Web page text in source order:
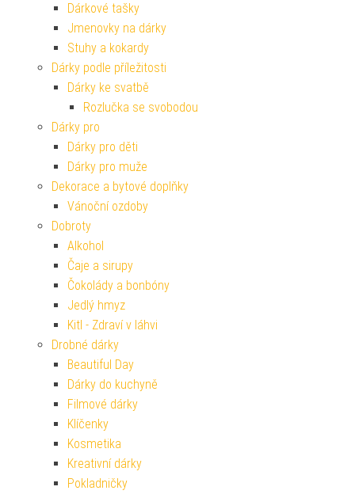
Dárkové tašky
Jmenovky na dárky
Stuhy a kokardy
Dárky podle příležitosti
Dárky ke svatbě
Rozlučka se svobodou
Dárky pro
Dárky pro děti
Dárky pro muže
Dekorace a bytové doplňky
Vánoční ozdoby
Dobroty
Alkohol
Čaje a sirupy
Čokolády a bonbóny
Jedlý hmyz
Kitl - Zdraví v láhvi
Drobné dárky
Beautiful Day
Dárky do kuchyně
Filmové dárky
Klíčenky
Kosmetika
Kreativní dárky
Pokladničky